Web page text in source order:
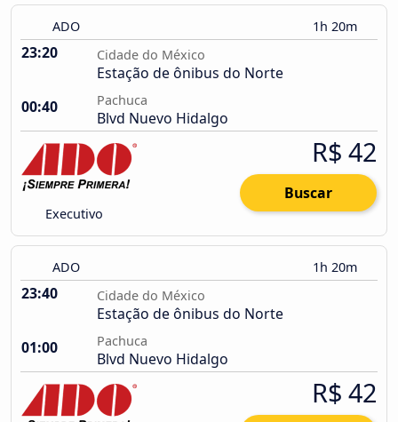
ADO 1h 20m
23:20 Cidade do México
Estação de ônibus do Norte
00:40
Pachuca
Blvd Nuevo Hidalgo
Executivo
R$ 42
Buscar
ADO 1h 20m
23:40 Cidade do México
Estação de ônibus do Norte
01:00
Pachuca
Blvd Nuevo Hidalgo
R$ 42